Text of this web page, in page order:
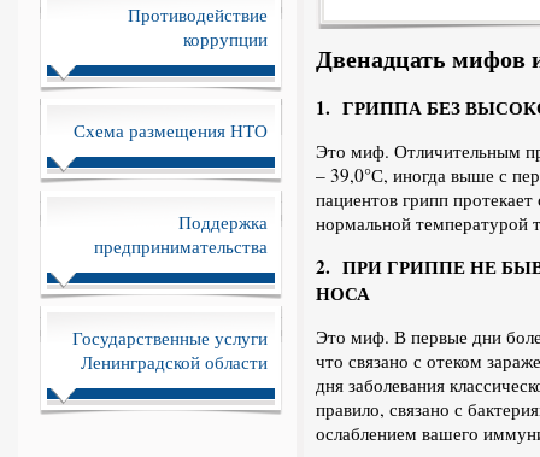
Противодействие
коррупции
Схема размещения НТО
Поддержка
предпринимательства
Государственные услуги
Ленинградской области
Двенадцать мифов
1. ГРИППА БЕЗ
Это миф. Отличительным
– 39,0°С, иногда выше с
пациентов грипп
нормальной температурой
2. ПРИ ГРИППЕ НЕ
НОСА
Это миф. В первые дни
что связано с отеком
дня заболевания
правило, связано с
ослаблением вашего